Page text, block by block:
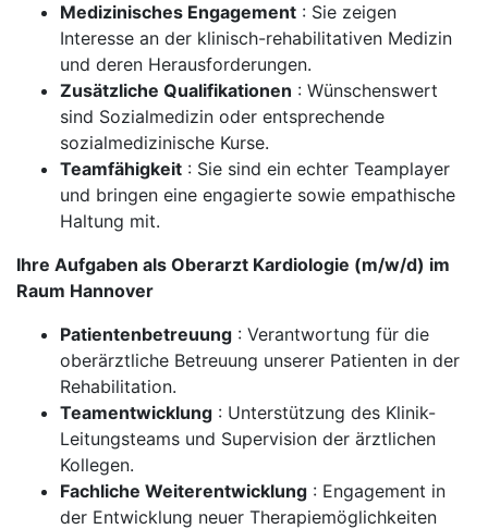
Medizinisches Engagement : Sie zeigen
Interesse an der klinisch-rehabilitativen Medizin
und deren Herausforderungen.
Zusätzliche Qualifikationen : Wünschenswert
sind Sozialmedizin oder entsprechende
sozialmedizinische Kurse.
Teamfähigkeit : Sie sind ein echter Teamplayer
und bringen eine engagierte sowie empathische
Haltung mit.
Ihre Aufgaben als Oberarzt Kardiologie (m/w/d) im
Raum Hannover
Patientenbetreuung : Verantwortung für die
oberärztliche Betreuung unserer Patienten in der
Rehabilitation.
Teamentwicklung : Unterstützung des Klinik-
Leitungsteams und Supervision der ärztlichen
Kollegen.
Fachliche Weiterentwicklung : Engagement in
der Entwicklung neuer Therapiemöglichkeiten